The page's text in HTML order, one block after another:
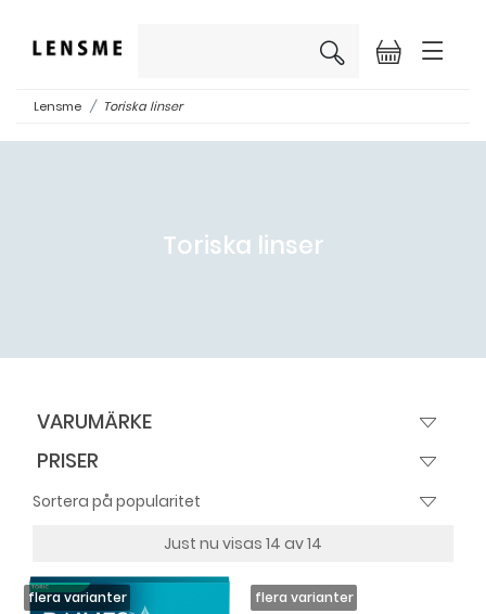
×
Lensme Toriska linser
Toriska linser
VARUMÄRKE
PRISER
Just nu visas 14 av 14